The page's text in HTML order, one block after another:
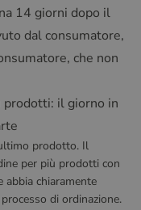
14 giorni dopo il
dal consumatore,
che non
prodotti: il giorno in
prodotto. Il
per più prodotti con
abbia chiaramente
di ordinazione.